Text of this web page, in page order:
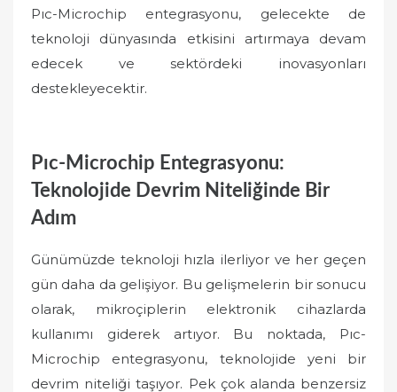
Pıc-Microchip entegrasyonu, gelecekte de
teknoloji dünyasında etkisini artırmaya devam
edecek ve sektördeki inovasyonları
destekleyecektir.
Pıc-Microchip Entegrasyonu:
Teknolojide Devrim Niteliğinde Bir
Adım
Günümüzde teknoloji hızla ilerliyor ve her geçen
gün daha da gelişiyor. Bu gelişmelerin bir sonucu
olarak, mikroçiplerin elektronik cihazlarda
kullanımı giderek artıyor. Bu noktada, Pıc-
Microchip entegrasyonu, teknolojide yeni bir
devrim niteliği taşıyor. Pek çok alanda benzersiz